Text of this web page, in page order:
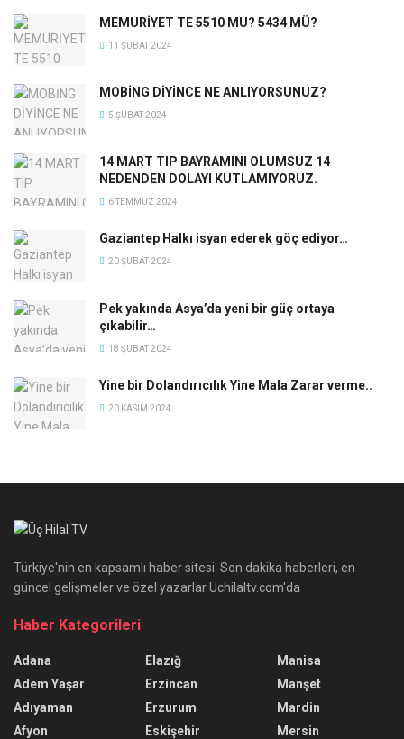
MEMURİYET TE 5510 MU? 5434 MÜ?
11 ŞUBAT 2024
MOBİNG DİYİNCE NE ANLIYORSUNUZ?
5 ŞUBAT 2024
14 MART TIP BAYRAMINI OLUMSUZ 14
NEDENDEN DOLAYI KUTLAMIYORUZ.
6 TEMMUZ 2024
Gaziantep Halkı isyan ederek göç ediyor…
20 ŞUBAT 2024
Pek yakında Asya’da yeni bir güç ortaya
çıkabilir…
18 ŞUBAT 2024
Yine bir Dolandırıcılık Yine Mala Zarar verme..
20 KASIM 2024
Türkiye'nin en kapsamlı haber sitesi. Son dakika haberleri, en
güncel gelişmeler ve özel yazarlar Uchilaltv.com'da
Haber Kategorileri
Adana
Adem Yaşar
Adıyaman
Afyon
Elazığ
Erzincan
Erzurum
Eskişehir
Manisa
Manşet
Mardin
Mersin